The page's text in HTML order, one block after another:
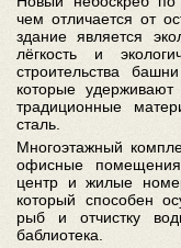
чем отличается от
здание является
лёгкость и
строительства
которые
традиционные
сталь.
Многоэтажный
офисные
центр и жилые
который способен
рыб и отчистку
баблиотека.